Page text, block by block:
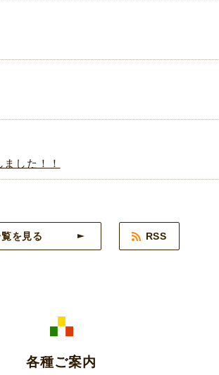
した！！
を見る RSS
各種ご案内